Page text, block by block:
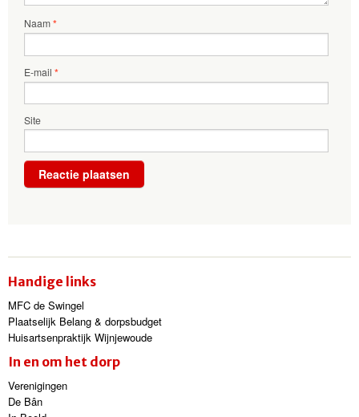
Naam*
E-mail *
Site
Handige links
MFC de Swingel
Plaatselijk Belang & dorpsbudget
Huisartsenpraktijk Wijnjewoude
In en om het dorp
Verenigingen
De Bân